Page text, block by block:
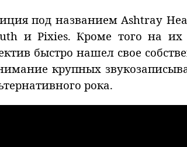
под названием Ashtray
и Pixies. Кроме того на
быстро нашел свое
крупных
рока.